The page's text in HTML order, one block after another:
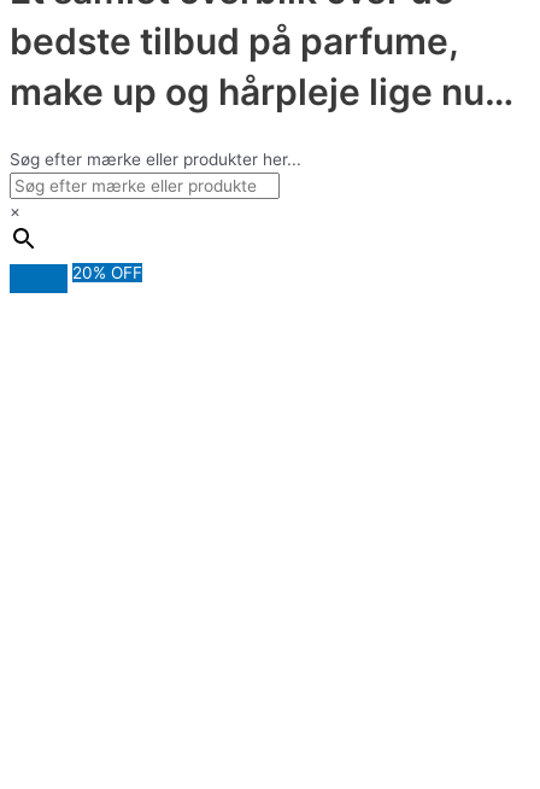
bedste tilbud på parfume,
make up og hårpleje lige nu…
Søg efter mærke eller produkter her...
×
20% OFF